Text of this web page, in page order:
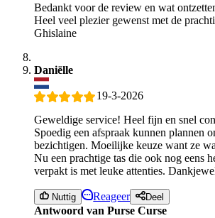
Bedankt voor de review en wat
Heel veel plezier gewenst met de
Ghislaine
Daniëlle
19-3-2026
Geweldige service! Heel fijn en snel
Spoedig een afspraak kunnen plannen
bezichtigen. Moeilijke keuze want ze
Nu een prachtige tas die ook nog eens
verpakt is met leuke attenties.
Nuttig Reageer Deel
Antwoord van Purse Curse